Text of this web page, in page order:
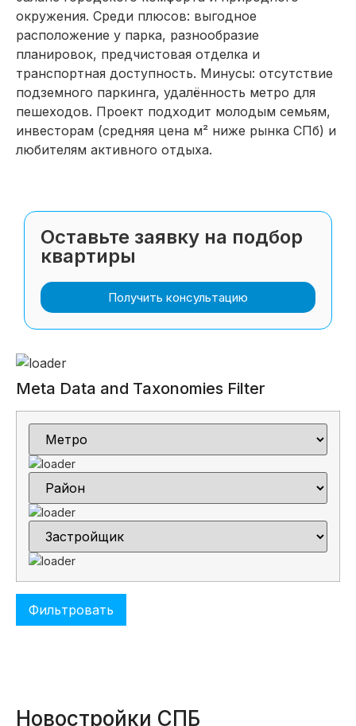
окружения. Среди плюсов: выгодное
расположение у парка, разнообразие
планировок, предчистовая отделка и
транспортная доступность. Минусы: отсутствие
подземного паркинга, удалённость метро для
пешеходов. Проект подходит молодым семьям,
инвесторам (средняя цена м² ниже рынка СПб) и
любителям активного отдыха.
Оставьте заявку на подбор
квартиры
Получить консультацию
Meta Data and Taxonomies Filter
Новостройки СПБ